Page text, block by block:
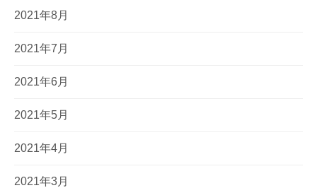
2021年8月
2021年7月
2021年6月
2021年5月
2021年4月
2021年3月